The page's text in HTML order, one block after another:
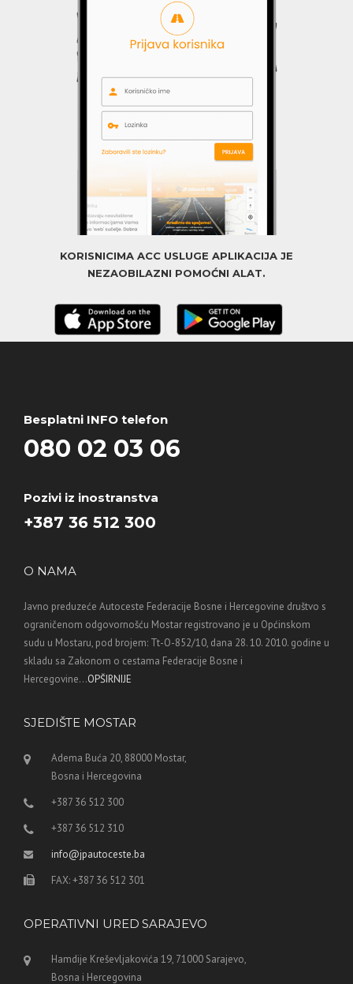
KORISNICIMA ACC USLUGE APLIKACIJA JE
NEZAOBILAZNI POMOĆNI ALAT.
Besplatni INFO telefon
080 02 03 06
Pozivi iz inostranstva
+387 36 512 300
O NAMA
Javno preduzeće Autoceste Federacije Bosne i Hercegovine društvo s
ograničenom odgovornošću Mostar registrovano je u Općinskom
sudu u Mostaru, pod brojem: Tt-O-852/10, dana 28. 10. 2010. godine u
skladu sa Zakonom o cestama Federacije Bosne i
Hercegovine...OPŠIRNIJE
SJEDIŠTE MOSTAR
Adema Buća 20, 88000 Mostar,
Bosna i Hercegovina
+387 36 512 300
+387 36 512 310
info@jpautoceste.ba
FAX: +387 36 512 301
OPERATIVNI URED SARAJEVO
Hamdije Kreševljakovića 19, 71000 Sarajevo,
Bosna i Hercegovina